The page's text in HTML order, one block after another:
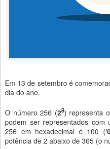
Em 13 de setembro é
dia do ano.
O número 256 (28) representa
podem ser representados
256 em hexadecimal é 100 ('
potência de 2 abaixo de 365 (o